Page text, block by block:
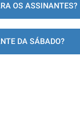
OS ASSINANTES?
DA SÁBADO?